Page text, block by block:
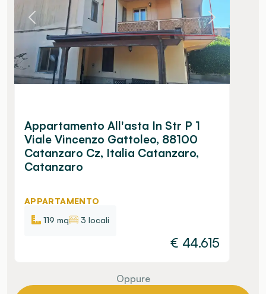
Appartamento All'asta In Str P 1
Viale Vincenzo Gattoleo, 88100
Catanzaro Cz, Italia Catanzaro,
Catanzaro
APPARTAMENTO
119 mq
3 locali
€ 44.615
Oppure